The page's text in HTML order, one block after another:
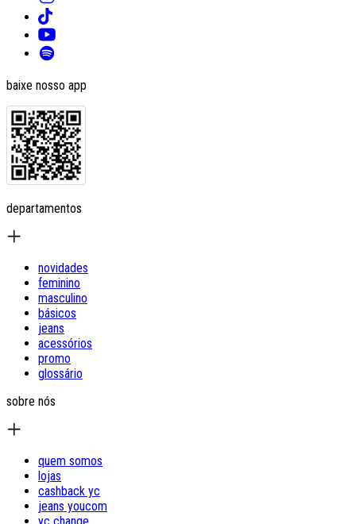
baixe nosso app
departamentos
novidades
feminino
masculino
básicos
jeans
acessórios
promo
glossário
sobre nós
quem somos
lojas
cashback yc
jeans youcom
yc change